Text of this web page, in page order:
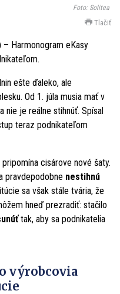
Foto: Solitea
Tlačiť
– Harmonogram eKasy
ešte ďaleko, ale
Od 1. júla musia mať v
nie je reálne stihnúť. Spísal
teraz podnikateľom
cisárove nové šaty.
pravdepodobne nestihnú
sa však stále tvária, že
hneď prezradiť: stačilo
tak, aby sa podnikatelia
výrobcovia